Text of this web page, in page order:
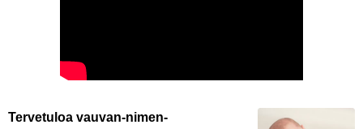
Tervetuloa vauvan-nimen-